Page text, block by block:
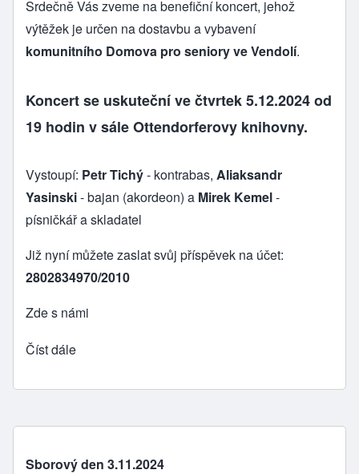
Srdečně Vás zveme na benefiční koncert, jehož
výtěžek je určen na dostavbu a vybavení
komunitního Domova pro seniory ve Vendolí.
Koncert se uskuteční ve čtvrtek 5.12.2024 od
19 hodin v sále Ottendorferovy knihovny.
Vystoupí: Petr Tichý- kontrabas, Aliaksandr
Yasinski- bajan (akordeon) a Mirek Kemel-
písničkář a skladatel
Již nyní můžete zaslat svůj příspěvek na účet:
2802834970/2010
Zde s námi
Číst dále
Sborový den 3.11.2024